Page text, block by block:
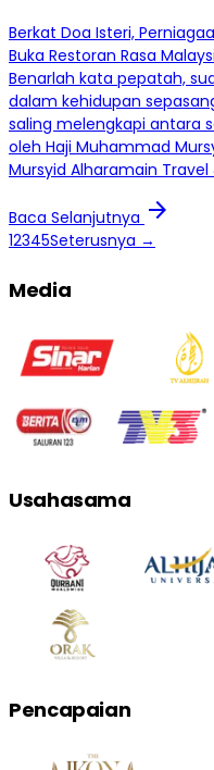
Berkat Doa Isteri,
Buka Restoran Rasa
Benarlah kata pepatah,
dalam kehidupan
saling melengkapi antara
oleh Haji Muhammad
Mursyid Alharamain Travel
Baca Selanjutnya arrow_forward
12345Seterusnya →
Media
Usahasama
Pencapaian